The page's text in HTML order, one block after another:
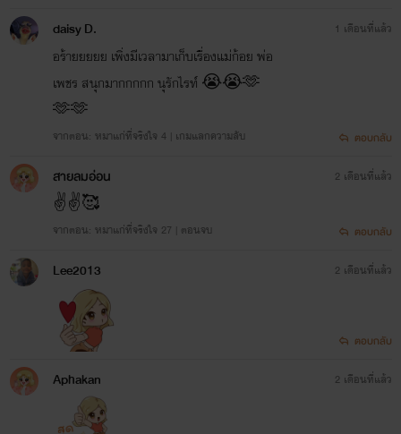
daisy D.
อร้ายยยยย เพิ่งมีเวลามาเก็บเรื่องแม่ก้อย พ่อ
เพชร สนุกมากกกกก นุรักไรท์ 😭😭🫶
🫶🫶
จากตอน: หมาแก่ที่จริงใจ 4 | เกมแลกความลับ
1 เดือนที่แล้ว
ตอบกลับ
สายลมอ่อน
✌️✌️🥰
จากตอน: หมาแก่ที่จริงใจ 27 | ตอนจบ
2 เดือนที่แล้ว
ตอบกลับ
Lee2013 2 เดือนที่แล้ว
ตอบกลับ
Aphakan 2 เดือนที่แล้ว